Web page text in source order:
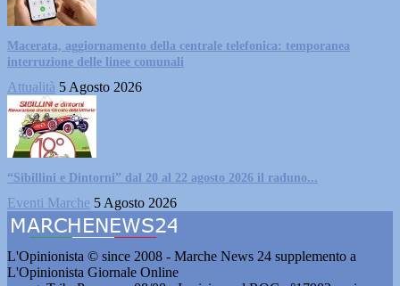
Macerata, aggiornamento della centrale telefonica: temporanea
interruzione delle linee comunali
Attualità 5 Agosto 2026
“Sibillini e Dintorni” dal 20 al 22 agosto 2026 il raduno...
Eventi Marche 5 Agosto 2026
L'Opinionista © since 2008 - Marche News 24 supplemento a
L'Opinionista Giornale Online